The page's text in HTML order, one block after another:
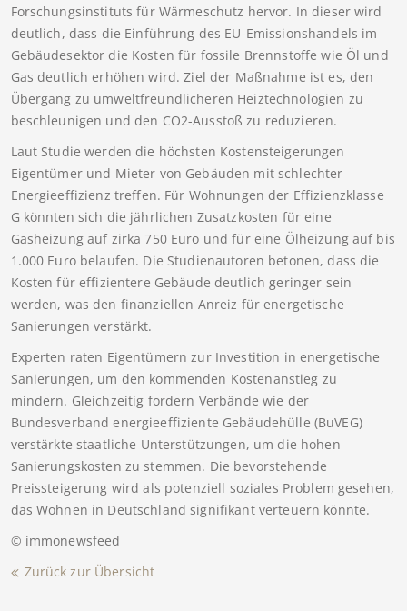
Forschungsinstituts für Wärmeschutz hervor. In dieser wird
deutlich, dass die Einführung des EU-Emissionshandels im
Gebäudesektor die Kosten für fossile Brennstoffe wie Öl und
Gas deutlich erhöhen wird. Ziel der Maßnahme ist es, den
Übergang zu umweltfreundlicheren Heiztechnologien zu
beschleunigen und den CO2-Ausstoß zu reduzieren.
Laut Studie werden die höchsten Kostensteigerungen
Eigentümer und Mieter von Gebäuden mit schlechter
Energieeffizienz treffen. Für Wohnungen der Effizienzklasse
G könnten sich die jährlichen Zusatzkosten für eine
Gasheizung auf zirka 750 Euro und für eine Ölheizung auf bis
1.000 Euro belaufen. Die Studienautoren betonen, dass die
Kosten für effizientere Gebäude deutlich geringer sein
werden, was den finanziellen Anreiz für energetische
Sanierungen verstärkt.
Experten raten Eigentümern zur Investition in energetische
Sanierungen, um den kommenden Kostenanstieg zu
mindern. Gleichzeitig fordern Verbände wie der
Bundesverband energieeffiziente Gebäudehülle (BuVEG)
verstärkte staatliche Unterstützungen, um die hohen
Sanierungskosten zu stemmen. Die bevorstehende
Preissteigerung wird als potenziell soziales Problem gesehen,
das Wohnen in Deutschland signifikant verteuern könnte.
© immonewsfeed
Zurück zur Übersicht